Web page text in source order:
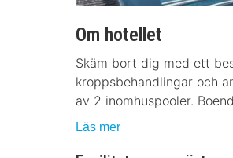
Om hotellet
Skäm bort dig med ett
kroppsbehandlingar och
av 2 inomhuspooler.
Läs mer